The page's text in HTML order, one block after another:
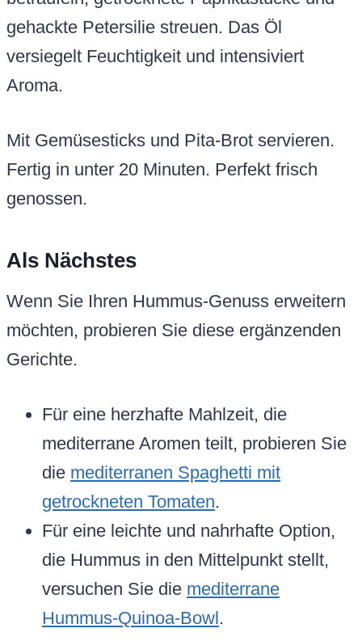
gehackte Petersilie streuen. Das Öl
versiegelt Feuchtigkeit und intensiviert
Aroma.
Mit Gemüsesticks und Pita-Brot servieren.
Fertig in unter 20 Minuten. Perfekt frisch
genossen.
Als Nächstes
Wenn Sie Ihren Hummus-Genuss erweitern
möchten, probieren Sie diese ergänzenden
Gerichte.
Für eine herzhafte Mahlzeit, die
mediterrane Aromen teilt, probieren Sie
die mediterranen Spaghetti mit
getrockneten Tomaten.
Für eine leichte und nahrhafte Option,
die Hummus in den Mittelpunkt stellt,
versuchen Sie die mediterrane
Hummus-Quinoa-Bowl .